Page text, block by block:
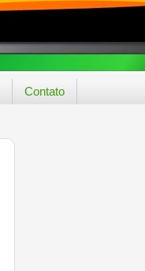
Contato